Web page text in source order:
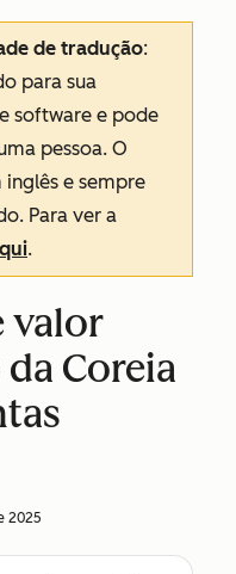
de tradução:
para sua
software e pode
pessoa. O
e sempre
Para ver a
.
valor
da Coreia
2025